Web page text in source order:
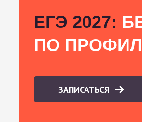
ЕГЭ 2027:
ПО
ЗАПИСАТЬСЯ